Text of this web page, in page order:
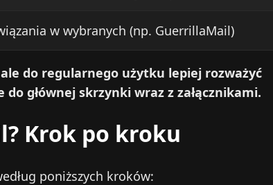
w wybranych (np. GuerrillaMail)
do regularnego użytku lepiej rozważyć
głównej skrzynki wraz z załącznikami.
Krok po kroku
poniższych kroków: